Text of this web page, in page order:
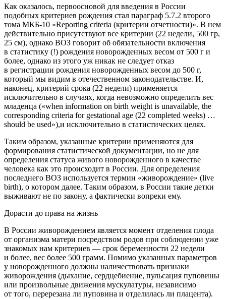
Как оказалось, первоосновой для введения в России
подобных критериев рождения стал параграф 5.7.2 второго
тома МКБ-10 «Reporting criteria (критерии отчетности)». В нем
действительно присутствуют все критерии (22 недели, 500 гр,
25 см), однако ВОЗ говорит об обязательности включения
в статистику (!) рождения новорожденных весом от 500 г и
более, однако из этого уж никак не следует отказ
в регистрации рождения новорожденных весом до 500 г,
который мы видим в отечественном законодательстве. И,
наконец, критерий срока (22 недели) применяется
исключительно в случаях, когда невозможно определить вес
младенца («when information on birth weight is unavailable, the
corresponding criteria for gestational age (22 completed weeks) …
should be used»),и исключительно в статистических целях.
Таким образом, указанные критерии применяются для
формирования статистической документации, но не для
определения статуса живого новорожденного в качестве
человека как это происходит в России. Для определения
последнего ВОЗ используется термин «живорождение» (live
birth), о котором далее. Таким образом, в России такие детки
выживают не по закону, а фактически вопреки ему.
Дорасти до права на жизнь
В России живорождением является момент отделения плода
от организма матери посредством родов при соблюдении уже
знакомых нам критериев — срок беременности 22 недели
и более, вес более 500 грамм. Помимо указанных параметров
у новорожденного должны наличествовать признаки
живорождения (дыхание, сердцебиение, пульсация пуповины
или произвольные движения мускулатуры, независимо
от того, перерезана ли пуповина и отделилась ли плацента).